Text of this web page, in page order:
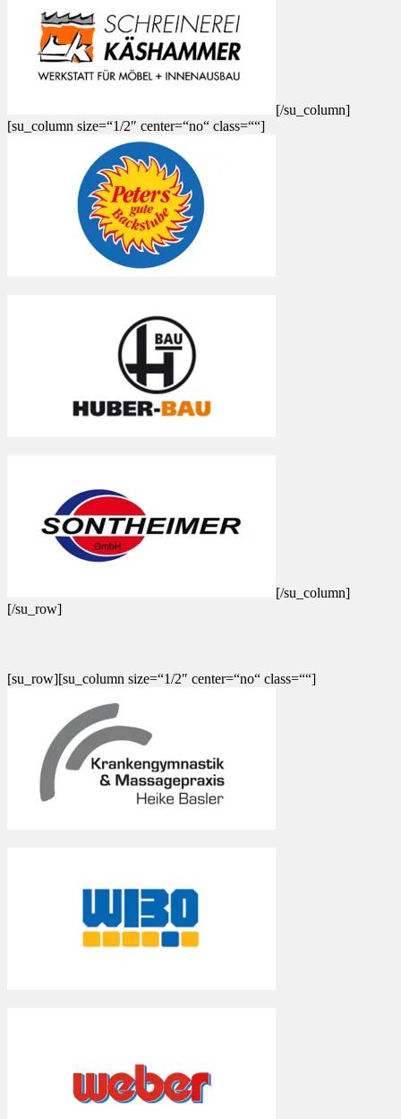
[/su_column]
[su_column size=“1/2″ center=“no“ class=““]
[/su_column]
[/su_row]
[su_row][su_column size=“1/2″ center=“no“ class=““]